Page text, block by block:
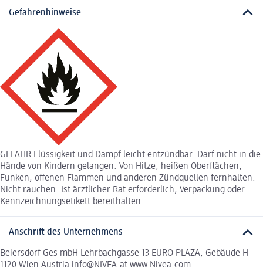
Gefahrenhinweise
GEFAHR Flüssigkeit und Dampf leicht entzündbar. Darf nicht in die
Hände von Kindern gelangen. Von Hitze, heißen Oberflächen,
Funken, offenen Flammen und anderen Zündquellen fernhalten.
Nicht rauchen. Ist ärztlicher Rat erforderlich, Verpackung oder
Kennzeichnungsetikett bereithalten.
Anschrift des Unternehmens
Beiersdorf Ges mbH Lehrbachgasse 13 EURO PLAZA, Gebäude H
1120 Wien Austria info@NIVEA.at www.Nivea.com